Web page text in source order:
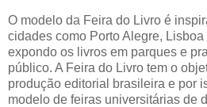
O modelo da Feira do Livro é
cidades como Porto Alegre,
expondo os livros em parques e
público. A Feira do Livro tem o
produção editorial brasileira e por
modelo de feiras universitárias de